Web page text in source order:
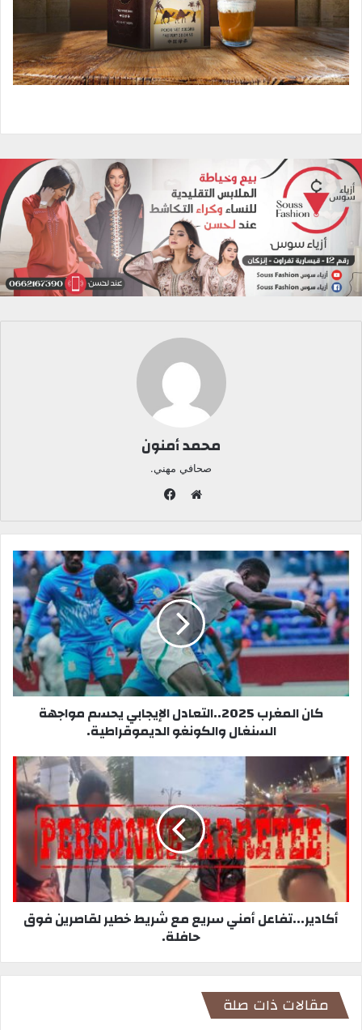
محمد أمنون
صحافي مهني.
و
ق
ع
ا
ل
و
ي
ب
س
ب
و
ك
كان المغرب 2025..التعادل الإيجابي يحسم مواجهة
السنغال والكونغو الديموقراطية.
أكادير...تفاعل أمني سريع مع شريط خطير لقاصرين فوق
حافلة.
مقالات ذات صلة